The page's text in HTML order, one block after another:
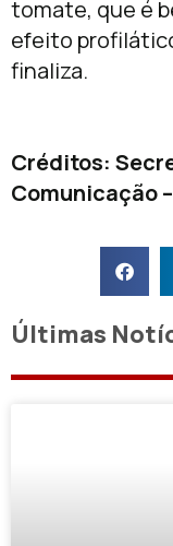
tomate, que é
efeito
finaliza.
Créditos:
Comunicação
Últimas